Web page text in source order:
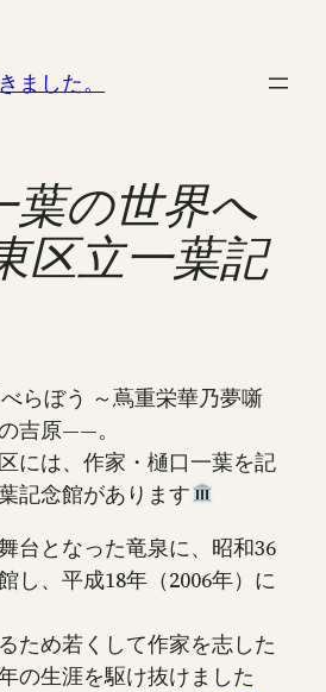
ました。
葉の世界へ
区立一葉記
らぼう ～蔦重栄華乃夢噺
吉原――。
には、作家・樋口一葉を記
記念館があります
台となった竜泉に、昭和36
し、平成18年（2006年）に
ため若くして作家を志した
の生涯を駆け抜けました